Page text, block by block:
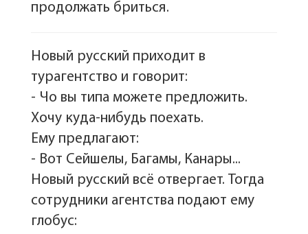
продолжать бриться.
Новый русский приходит в
турагентство и говорит:
- Чо вы типа можете предложить.
Хочу куда-нибудь поехать.
Ему предлагают:
- Вот Сейшелы, Багамы, Канары...
Новый русский всё отвергает. Тогда
сотрудники агентства подают ему
глобус: